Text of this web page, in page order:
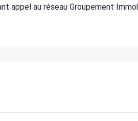
appel au réseau Groupement